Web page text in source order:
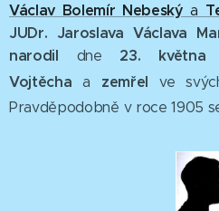
Václav Bolemír Nebeský a
JUDr. Jaroslava Václava
narodil dne 23. května
Vojtěcha a zemřel ve
Pravděpodobně v roce 1905